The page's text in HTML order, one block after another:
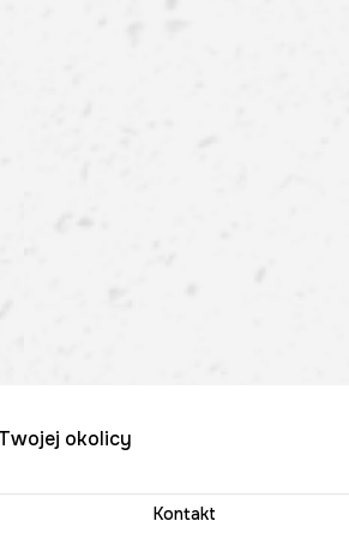
okolicy
Kontakt